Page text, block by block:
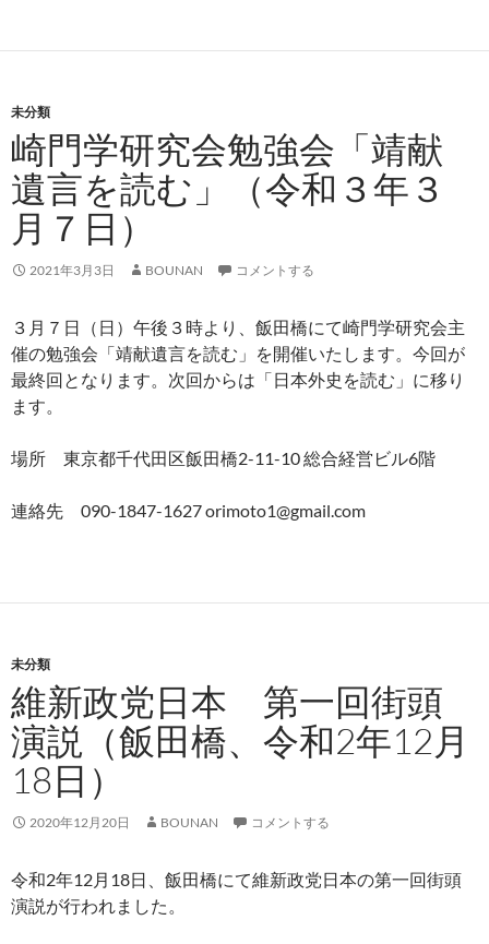
未分類
崎門学研究会勉強会「靖献
遺言を読む」（令和３年３
月７日）
2021年3月3日 BOUNAN コメントする
３月７日（日）午後３時より、飯田橋にて崎門学研究会主
催の勉強会「靖献遺言を読む」を開催いたします。今回が
最終回となります。次回からは「日本外史を読む」に移り
ます。
場所 東京都千代田区飯田橋2-11-10 総合経営ビル6階
連絡先 090-1847-1627 orimoto1@gmail.com
未分類
維新政党日本 第一回街頭
演説（飯田橋、令和2年12月
18日）
2020年12月20日 BOUNAN コメントする
令和2年12月18日、飯田橋にて維新政党日本の第一回街頭
演説が行われました。